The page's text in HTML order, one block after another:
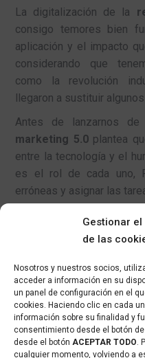
Gestionar
de las
Nosotros y nuestros socios,
acceder a información en su
un panel de configuración en el
cookies. Haciendo clic en cada
información sobre su finalidad y
consentimiento desde el botón
desde el botón ACEPTAR TODO.
cualquier momento, volviendo a
La digitalización de la
consigo temores bien
aplicación y el impacto
considerando que
como la revolución
llegaron a sustituir
Antes de lanzarnos
marketing 5.0plantea
entre la tecnología y el
es el rol de cada uno,
erróneas y asignar las
Aunque elmarketing
encontrar el equilibrio
podemos predecir un
cada uno y operar en
para ladigitalización